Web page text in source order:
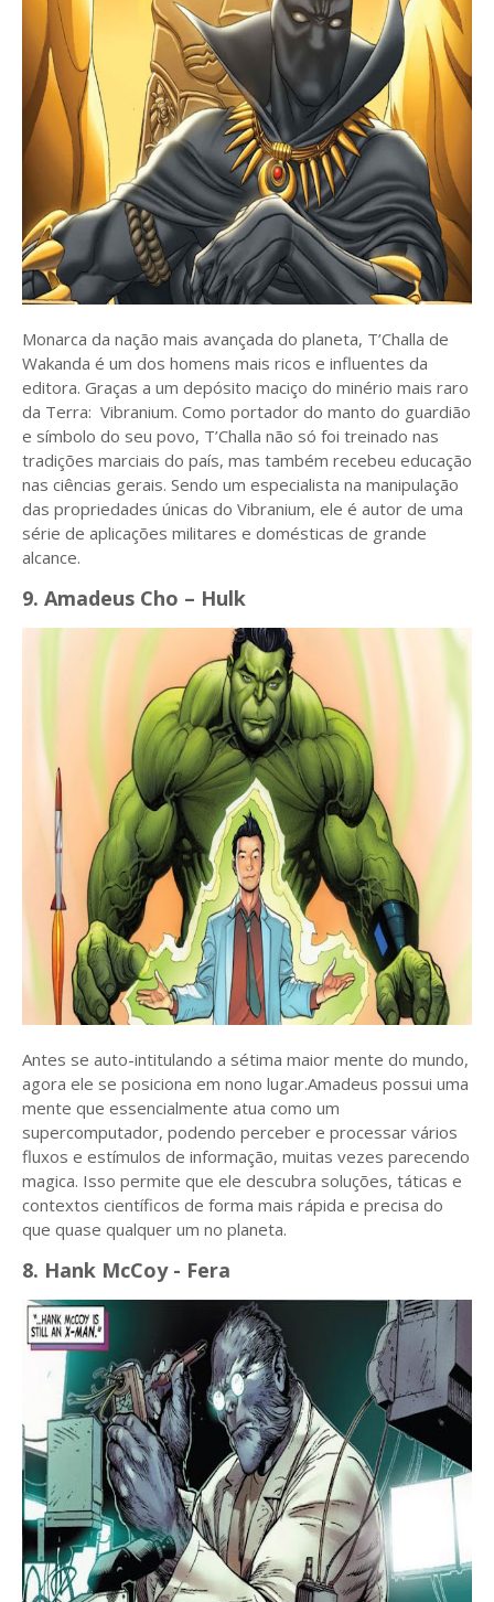
Monarca da nação mais avançada do planeta, T’Challa de
Wakanda é um dos homens mais ricos e influentes da
editora. Graças a um depósito maciço do minério mais raro
da Terra: Vibranium. Como portador do manto do guardião
e símbolo do seu povo, T’Challa não só foi treinado nas
tradições marciais do país, mas também recebeu educação
nas ciências gerais. Sendo um especialista na manipulação
das propriedades únicas do Vibranium, ele é autor de uma
série de aplicações militares e domésticas de grande
alcance.
9. Amadeus Cho – Hulk
Antes se auto-intitulando a sétima maior mente do mundo,
agora ele se posiciona em nono lugar.Amadeus possui uma
mente que essencialmente atua como um
supercomputador, podendo perceber e processar vários
fluxos e estímulos de informação, muitas vezes parecendo
magica. Isso permite que ele descubra soluções, táticas e
contextos científicos de forma mais rápida e precisa do
que quase qualquer um no planeta.
8. Hank McCoy - Fera